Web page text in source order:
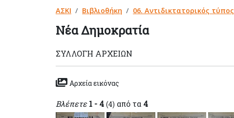
ΑΣΚΙ Βιβλιοθήκη 06. Αντιδικτατορικός τύπος
Νέα Δημοκρατία
ΣΥΛΛΟΓΉ ΑΡΧΕΊΩΝ
Αρχεία εικόνας
Βλέπετε 1 - 4 (4) από τα 4